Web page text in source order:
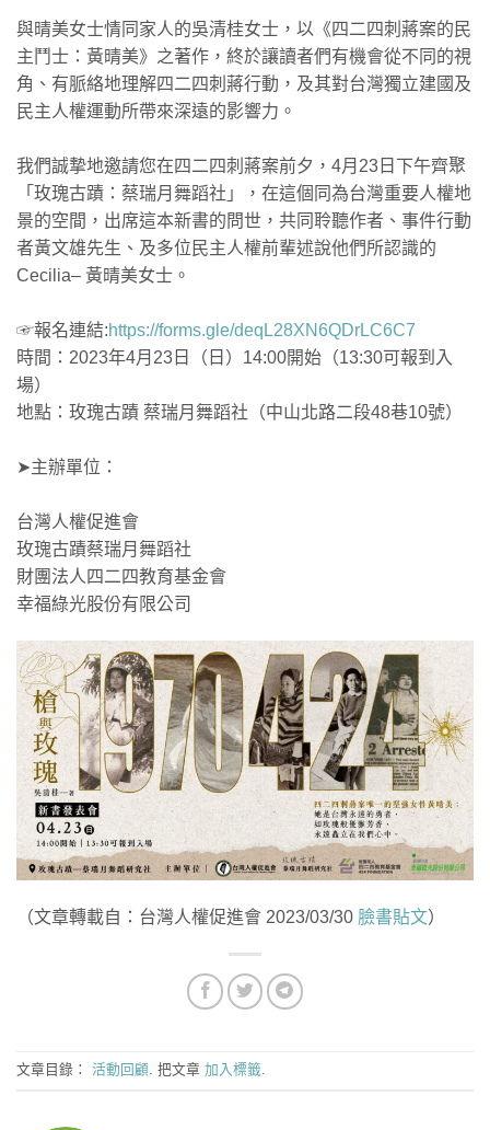
與晴美女士情同家人的吳清桂女士，以《四二四刺蔣案的民
主鬥士：黃晴美》之著作，終於讓讀者們有機會從不同的視
角、有脈絡地理解四二四刺蔣行動，及其對台灣獨立建國及
民主人權運動所帶來深遠的影響力。
我們誠摯地邀請您在四二四刺蔣案前夕，4月23日下午齊聚
「玫瑰古蹟：蔡瑞月舞蹈社」，在這個同為台灣重要人權地
景的空間，出席這本新書的問世，共同聆聽作者、事件行動
者黃文雄先生、及多位民主人權前輩述說他們所認識的
Cecilia– 黃晴美女士。
☞報名連結:https://forms.gle/deqL28XN6QDrLC6C7
時間：2023年4月23日（日）14:00開始（13:30可報到入
場）
地點：玫瑰古蹟 蔡瑞月舞蹈社（中山北路二段48巷10號）
➤主辦單位：
台灣人權促進會
玫瑰古蹟蔡瑞月舞蹈社
財團法人四二四教育基金會
幸福綠光股份有限公司
（文章轉載自：台灣人權促進會 2023/03/30 臉書貼文）
文章目錄： 活動回顧 . 把文章 加入標籤